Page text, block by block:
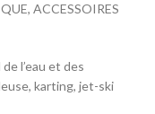
ACCESSOIRES
l’eau et des
karting, jet-ski